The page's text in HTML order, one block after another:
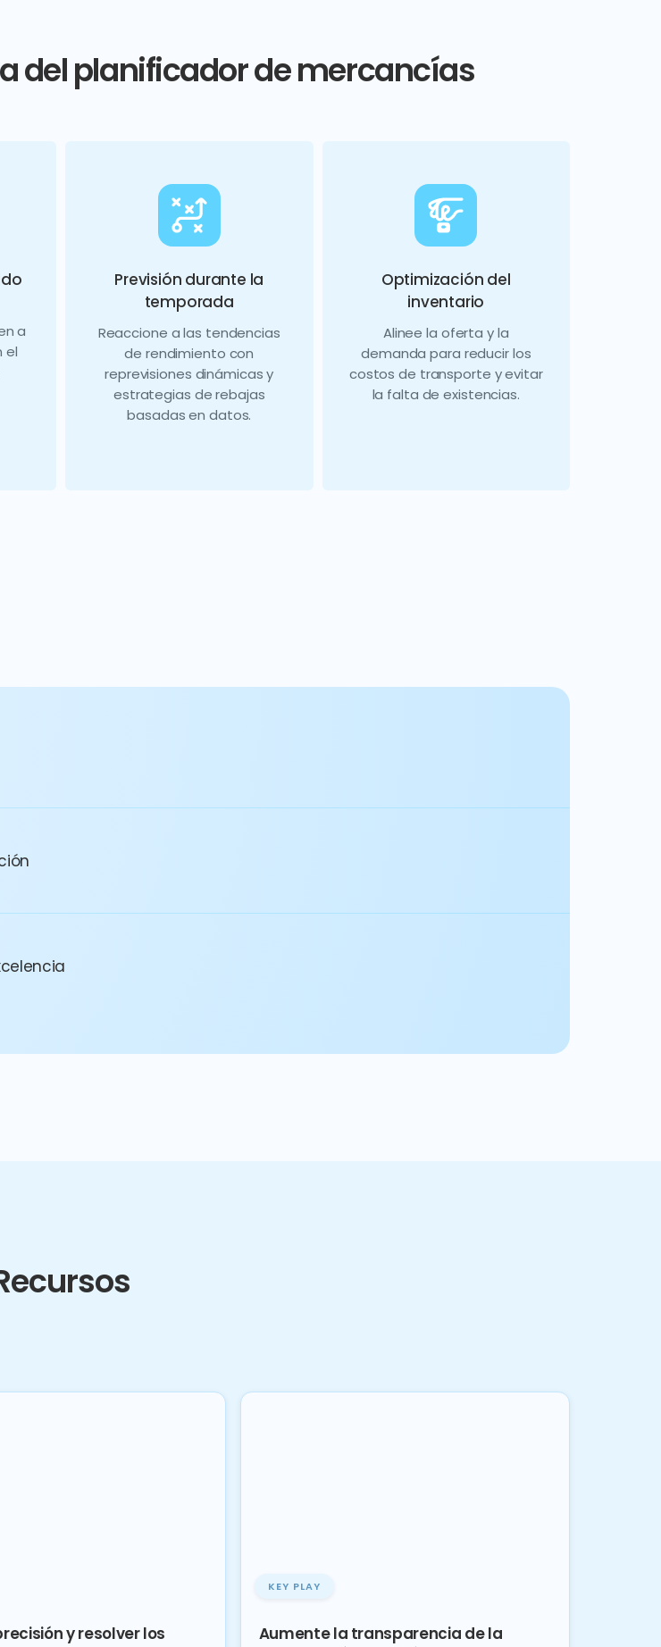
del planificador de mercancías
a
el
Previsión durante la
temporada
Reaccione a las tendencias
de rendimiento con
reprevisiones dinámicas y
estrategias de rebajas
basadas en datos.
Optimización del
inventario
Alinee la oferta y la
demanda para reducir los
costos de transporte y evitar
la falta de existencias.
y resolver los
KEY PLAY
Aumente la transparencia de la